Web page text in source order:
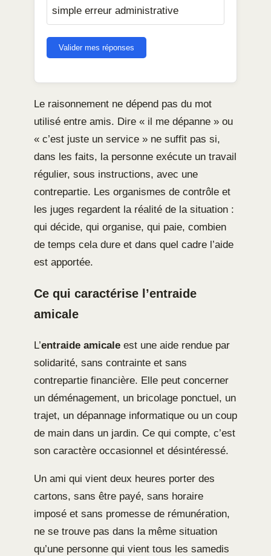
simple erreur administrative
Valider mes réponses
Le raisonnement ne dépend pas du mot
utilisé entre amis. Dire « il me dépanne » ou
« c’est juste un service » ne suffit pas si,
dans les faits, la personne exécute un travail
régulier, sous instructions, avec une
contrepartie. Les organismes de contrôle et
les juges regardent la réalité de la situation :
qui décide, qui organise, qui paie, combien
de temps cela dure et dans quel cadre l’aide
est apportée.
Ce qui caractérise l’entraide
amicale
L’entraide amicale est une aide rendue par
solidarité, sans contrainte et sans
contrepartie financière. Elle peut concerner
un déménagement, un bricolage ponctuel, un
trajet, un dépannage informatique ou un coup
de main dans un jardin. Ce qui compte, c’est
son caractère occasionnel et désintéressé.
Un ami qui vient deux heures porter des
cartons, sans être payé, sans horaire
imposé et sans promesse de rémunération,
ne se trouve pas dans la même situation
qu’une personne qui vient tous les samedis